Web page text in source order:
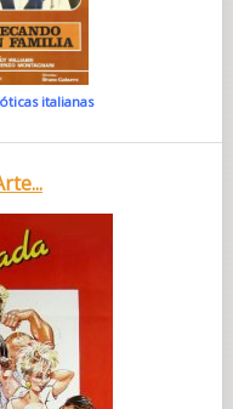
italianas